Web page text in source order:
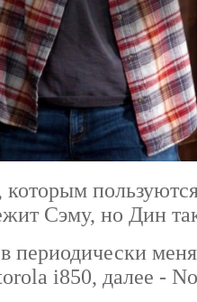
которым
Сэму, но Дин
периодически
i850, далее -